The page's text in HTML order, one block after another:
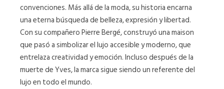
convenciones. Más allá de la moda, su historia encarna
una eterna búsqueda de belleza, expresión y libertad.
Con su compañero Pierre Bergé, construyó una maison
que pasó a simbolizar el lujo accesible y moderno, que
entrelaza creatividad y emoción. Incluso después de la
muerte de Yves, la marca sigue siendo un referente del
lujo en todo el mundo.